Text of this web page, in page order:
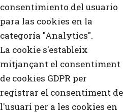
consentimiento del usuario
para las cookies en la
categoría "Analytics".
La cookie s'estableix
mitjançant el consentiment
de cookies GDPR per
registrar el consentiment de
l'usuari per a les cookies en